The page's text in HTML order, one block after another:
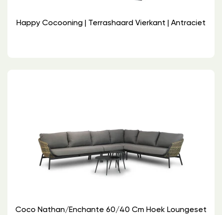
Happy Cocooning | Terrashaard Vierkant | Antraciet
Coco Nathan/Enchante 60/40 Cm Hoek Loungeset